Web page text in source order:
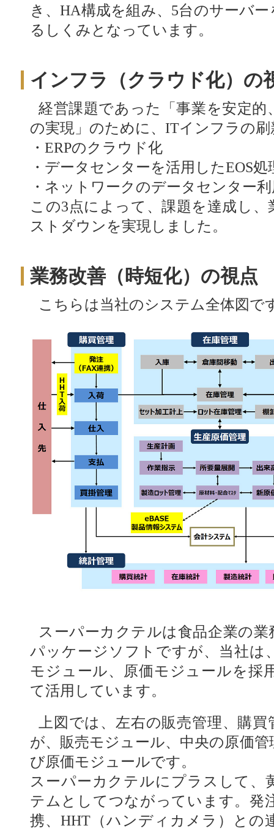
き、HA構成を組み、5台のサーバ
るしくみとなっています。
インフラ（クラウド化）の
経営課題であった「事業を安定
の実現」のために、ITインフラの
・ERPのクラウド化
・データセンターを活用したEOS処
・ネットワークのデータセンター
この3点によって、課題を達成し
ストダウンを実現しました。
業務改善（時短化）の視点
こちらは当社のシステム全体図で
スーパーカクテルは食品企業の
パッケージソフトですが、当社は
モジュール、原価モジュールを採
て活用しています。
上図では、左右の販売管理、購
が、販売モジュール、中央の原価
び原価モジュールです。
スーパーカクテルにプラスして、
テムとしてつながっています。発
携、HHT（ハンディカメラ）との